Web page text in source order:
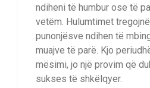
ndiheni të humbur ose të
vetëm. Hulumtimet
punonjësve ndihen të
muajve të parë. Kjo
mësimi, jo një provim që
sukses të shkëlqyer.